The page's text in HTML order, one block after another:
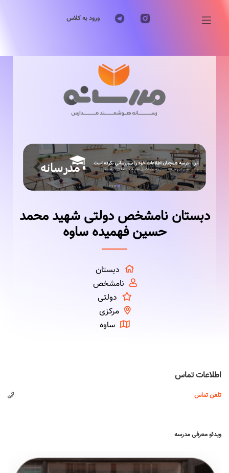
ورود به کلاس
Previous Next
دبستان نامشخص دولتی شهید محمد
حسین فهمیده ساوه
دبستان
نامشخص
دولتی
مرکزی
ساوه
اطلاعات تماس
تلفن تماس
ویدئو معرفی مدرسه